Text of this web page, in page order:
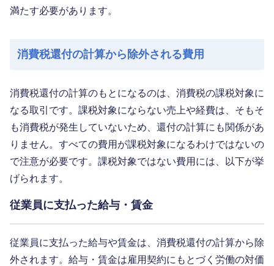
満たす必要があります。
消費税還付の計算から除外される費用
消費税還付の計算のもとになるのは、消費税の課税対象に
なる取引です。課税対象にならない売上や経費は、そもそ
も消費税が発生していないため、還付の計算にも関係があ
りません。すべての費用が課税対象になるわけではないの
で注意が必要です。課税対象ではない費用には、以下が挙
げられます。
従業員に支払った給与・賃金
従業員に支払った給与や賃金は、消費税還付の計算から除
外されます。給与・賃金は雇用契約にもとづく労働の対価